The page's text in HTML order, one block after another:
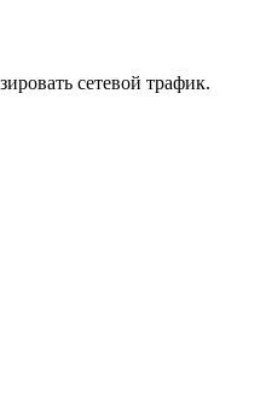
сетевой трафик.